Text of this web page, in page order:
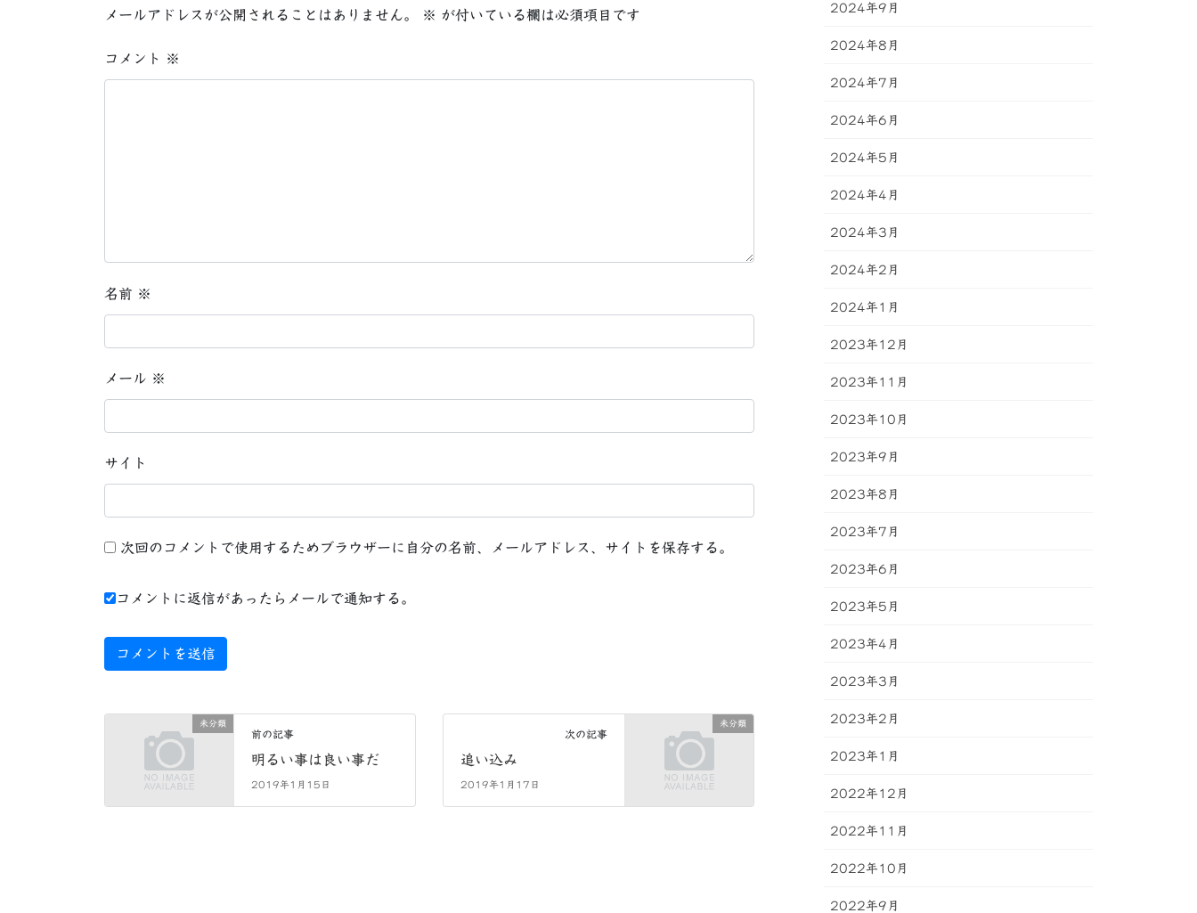
メールアドレスが公開されることはありません。 ※ が付いている欄は必須項目です
コメント ※
名前 ※
メール ※
サイト
次回のコメントで使用するためブラウザーに自分の名前、メールアドレス、サイトを保存する。
コメントに返信があったらメールで通知する。
未分類
前の記事
明るい事は良い事だ
2019年1月15日
未分類
次の記事
追い込み
2019年1月17日
2024年9月
2024年8月
2024年7月
2024年6月
2024年5月
2024年4月
2024年3月
2024年2月
2024年1月
2023年12月
2023年11月
2023年10月
2023年9月
2023年8月
2023年7月
2023年6月
2023年5月
2023年4月
2023年3月
2023年2月
2023年1月
2022年12月
2022年11月
2022年10月
2022年9月